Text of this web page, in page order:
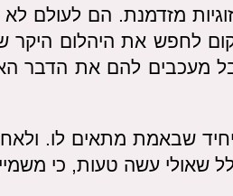
מזדמנת. הם לעולם לא
לחפש את היהלום
מעכבים להם את הדבר
שבאמת מתאים לו.
שאולי עשה טעות, כי